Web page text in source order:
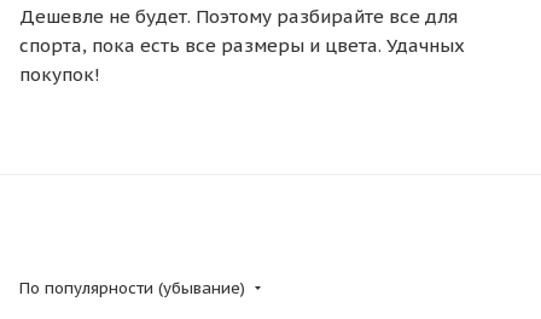
Дешевле не будет. Поэтому разбирайте все для
спорта, пока есть все размеры и цвета. Удачных
покупок!
По популярности (убывание)